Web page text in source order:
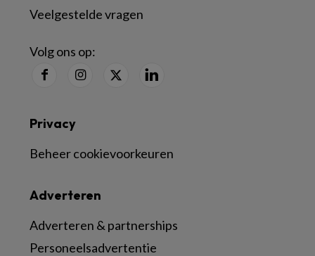
Veelgestelde vragen
Volg ons op:
Adverteren
Adverteren & partnerships
Personeelsadvertentie
Privacy
Beheer cookievoorkeuren